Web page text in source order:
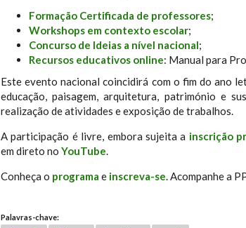
Formação Certificada de professores;
Workshops em contexto escolar;
Concurso de Ideias a nível nacional;
Recursos educativos online: Manual para
Este evento nacional coincidirá com o fim do ano
educação, paisagem, arquitetura, património e
realização de atividades e exposição de trabalhos.
A participação é livre, embora sujeita a inscrição
em direto no YouTube.
Conheça o programa e inscreva-se. Acompanhe a
Palavras-chave: